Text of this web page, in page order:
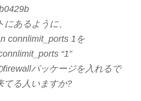
あるように、
connlimit_ports 1を
“1”
firewallパッケージを入れるで
てる人いますか?